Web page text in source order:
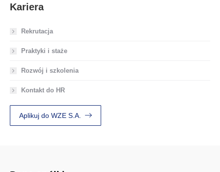
Kariera
Rekrutacja
Praktyki i staże
Rozwój i szkolenia
Kontakt do HR
Aplikuj do WZE S.A.